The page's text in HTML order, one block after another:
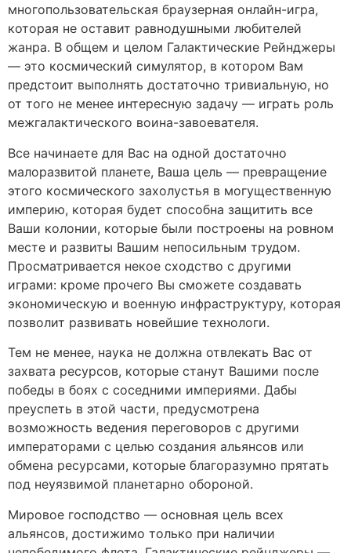
многопользовательская браузерная онлайн-игра,
которая не оставит равнодушными любителей
жанра. В общем и целом Галактические Рейнджеры
— это космический симулятор, в котором Вам
предстоит выполнять достаточно тривиальную, но
от того не менее интересную задачу — играть роль
межгалактического воина-завоевателя.
Все начинаете для Вас на одной достаточно
малоразвитой планете, Ваша цель — превращение
этого космического захолустья в могущественную
империю, которая будет способна защитить все
Ваши колонии, которые были построены на ровном
месте и развиты Вашим непосильным трудом.
Просматривается некое сходство с другими
играми: кроме прочего Вы сможете создавать
экономическую и военную инфраструктуру, которая
позволит развивать новейшие технологи.
Тем не менее, наука не должна отвлекать Вас от
захвата ресурсов, которые станут Вашими после
победы в боях с соседними империями. Дабы
преуспеть в этой части, предусмотрена
возможность ведения переговоров с другими
императорами с целью создания альянсов или
обмена ресурсами, которые благоразумно прятать
под неуязвимой планетарно обороной.
Мировое господство — основная цель всех
альянсов, достижимо только при наличии